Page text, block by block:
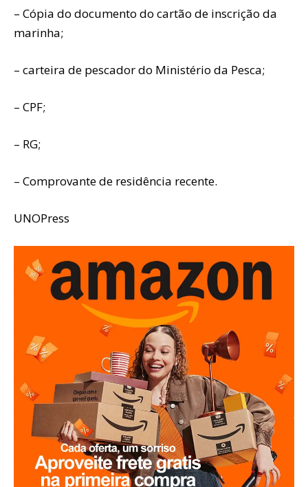
– Cópia do documento do cartão de inscrição da
marinha;
– carteira de pescador do Ministério da Pesca;
– CPF;
– RG;
– Comprovante de residência recente.
UNOPress